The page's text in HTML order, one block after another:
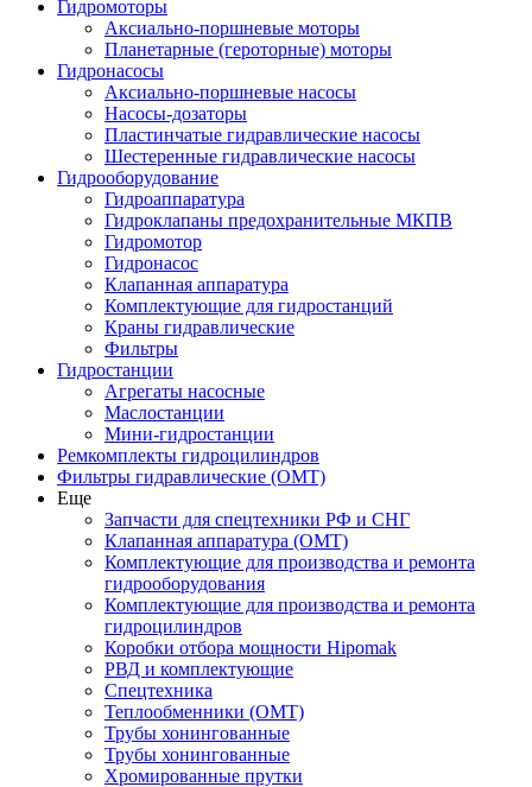
Гидромоторы
Аксиально-поршневые моторы
Планетарные (героторные) моторы
Гидронасосы
Аксиально-поршневые насосы
Насосы-дозаторы
Пластинчатые гидравлические насосы
Шестеренные гидравлические насосы
Гидрооборудование
Гидроаппаратура
Гидроклапаны предохранительные МКПВ
Гидромотор
Гидронасос
Клапанная аппаратура
Комплектующие для гидростанций
Краны гидравлические
Фильтры
Гидростанции
Агрегаты насосные
Маслостанции
Мини-гидростанции
Ремкомплекты гидроцилиндров
Фильтры гидравлические (OMT)
Еще
Запчасти для спецтехники РФ и СНГ
Клапанная аппаратура (OMT)
Комплектующие для производства и ремонта
гидрооборудования
Комплектующие для производства и ремонта
гидроцилиндров
Коробки отбора мощности Hipomak
РВД и комплектующие
Спецтехника
Теплообменники (OMT)
Трубы хонингованные
Трубы хонингованные
Хромированные прутки